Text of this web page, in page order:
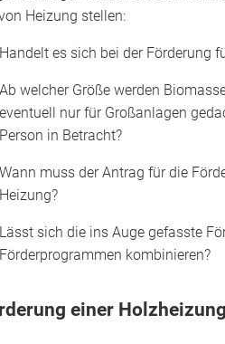
Heizung stellen:
Handelt es sich bei der Förderung
Ab welcher Größe werden
eventuell nur für Großanlagen
Person in Betracht?
Wann muss der Antrag für die
Heizung?
Lässt sich die ins Auge gefasste
Förderprogrammen kombinieren?
einer